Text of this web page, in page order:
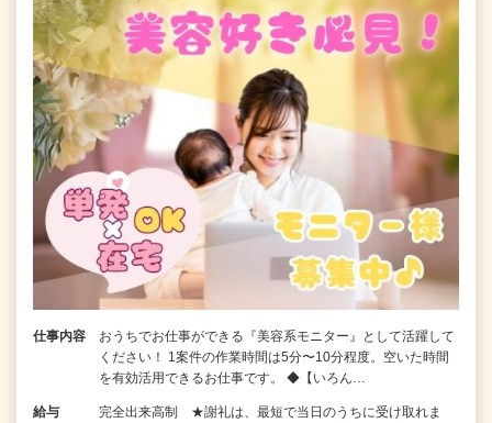
仕事内容
おうちでお仕事ができる『美容系モニター』として活躍して
ください！ 1案件の作業時間は5分〜10分程度。空いた時間
を有効活用できるお仕事です。 ◆【いろん…
給与
完全出来高制 ★謝礼は、最短で当日のうちに受け取れま